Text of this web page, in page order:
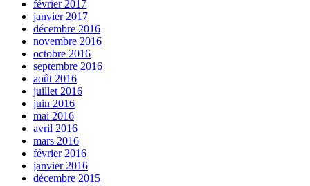
février 2017
janvier 2017
décembre 2016
novembre 2016
octobre 2016
septembre 2016
août 2016
juillet 2016
juin 2016
mai 2016
avril 2016
mars 2016
février 2016
janvier 2016
décembre 2015